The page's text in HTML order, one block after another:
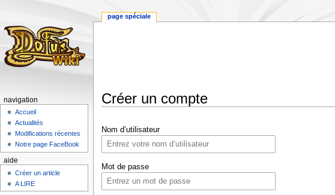
Créer un compte
à
navigation
à
recherche
Nom d’utilisateur
Mot de passe
page spéciale
navigation
Accueil
Actualités
Modifications récentes
Notre page FaceBook
aide
Créer un article
A LIRE